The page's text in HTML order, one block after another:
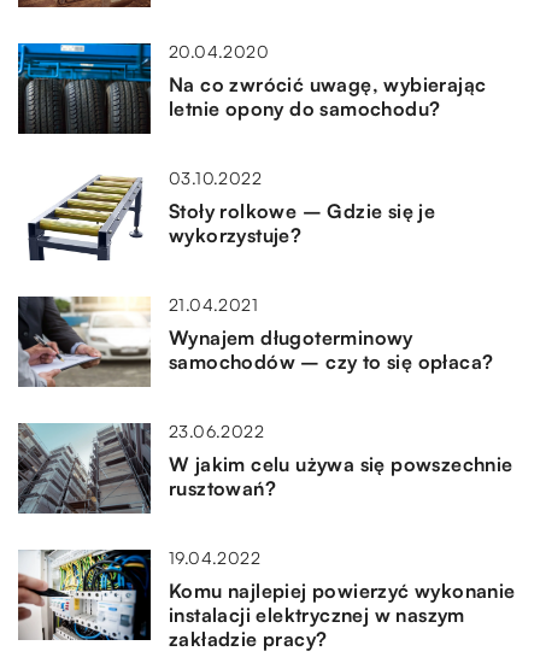
20.04.2020
Na co zwrócić uwagę, wybierając
letnie opony do samochodu?
03.10.2022
Stoły rolkowe – Gdzie się je
wykorzystuje?
21.04.2021
Wynajem długoterminowy
samochodów – czy to się opłaca?
23.06.2022
W jakim celu używa się powszechnie
rusztowań?
19.04.2022
Komu najlepiej powierzyć wykonanie
instalacji elektrycznej w naszym
zakładzie pracy?